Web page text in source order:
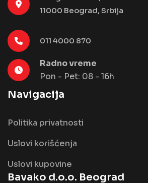
11000 Beograd, Srbija
011 4000 870
Radno vreme
Pon - Pet: 08 - 16h
Navigacija
Politika privatnosti
Uslovi korišćenja
Uslovi kupovine
Bavako d.o.o. Beograd